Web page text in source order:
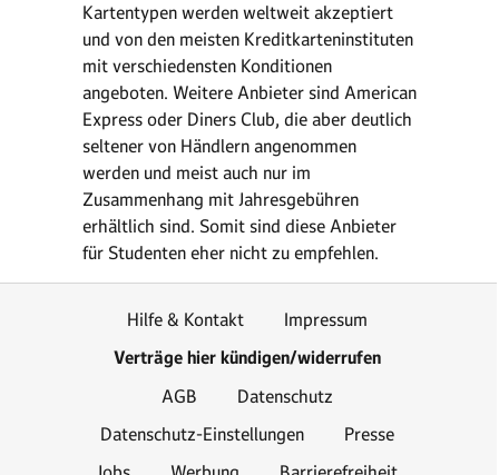
Kartentypen werden weltweit akzeptiert
und von den meisten Kreditkarteninstituten
mit verschiedensten Konditionen
angeboten. Weitere Anbieter sind American
Express oder Diners Club, die aber deutlich
seltener von Händlern angenommen
werden und meist auch nur im
Zusammenhang mit Jahresgebühren
erhältlich sind. Somit sind diese Anbieter
für Studenten eher nicht zu empfehlen.
Hilfe & Kontakt Impressum
Verträge hier kündigen/widerrufen
AGB
Datenschutz
Datenschutz-Einstellungen
Presse